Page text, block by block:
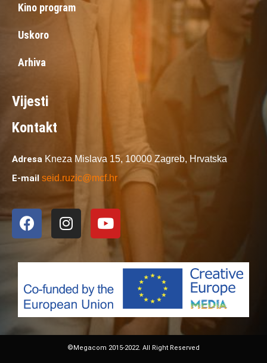
Kino program
Uskoro
Arhiva
Vijesti
Kontakt
Adresa Kneza Mislava 15, 10000 Zagreb, Hrvatska
E-mail seid.ruzic@mcf.hr
©Megacom 2015-2022. All Right Reserved